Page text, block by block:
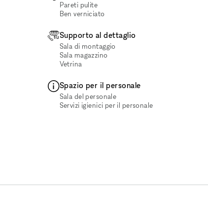
Pareti pulite
Ben verniciato
Supporto al dettaglio
Sala di montaggio
Sala magazzino
Vetrina
Spazio per il personale
Sala del personale
Servizi igienici per il personale